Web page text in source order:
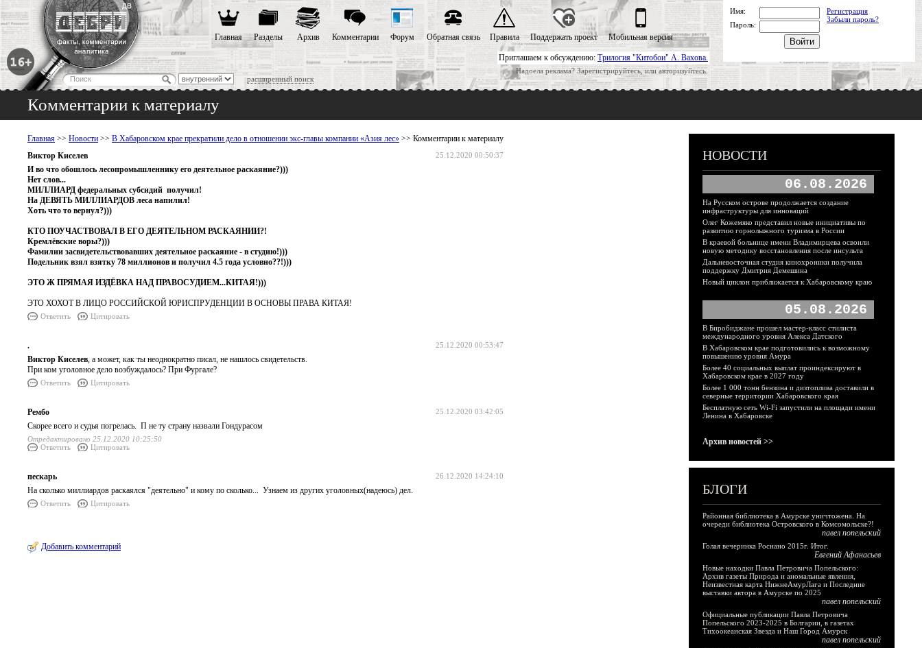
Приглашаем к обсуждению: Трилогия "Китобои" А. Вахова.
Надоела реклама? Зарегистрируйтесь, или авторизуйтесь.
расширенный поиск
Главная Разделы Архив Комментарии Форум Обратная связь Правила Поддержать проект Мобильная версия
Имя:
Регистрация
Забыли пароль?
Пароль:
Комментарии к материалу
Главная >> Новости >> В Хабаровском крае прекратили дело в отношении экс-главы компании «Азия лес» >> Комментарии к материалу
25.12.2020 00:50:37
Виктор Киселев
И во что обошлось лесопромышленнику его деятельное раскаяние?)))
Нет слов...
МИЛЛИАРД федеральных субсидий получил!
На ДЕВЯТЬ МИЛЛИАРДОВ леса напилил!
Хоть что то вернул?)))
КТО ПОУЧАСТВОВАЛ В ЕГО ДЕЯТЕЛЬНОМ РАСКАЯНИИ?!
Кремлёвские воры?)))
Фамилии засвидетельствовавших деятельное раскаяние - в студию!)))
Подельник взял взятку 78 миллионов и получил 4.5 года условно??!)))
ЭТО Ж ПРЯМАЯ ИЗДЁВКА НАД ПРАВОСУДИЕМ...КИТАЯ!)))
ЭТО ХОХОТ В ЛИЦО РОССИЙСКОЙ ЮРИСПРУДЕНЦИИ В ОСНОВЫ ПРАВА КИТАЯ!
Ответить Цитировать
25.12.2020 00:53:47
.
Виктор Киселев, а может, как ты неоднократно писал, не нашлось свидетельств.
При ком уголовное дело возбуждалось? При Фургале?
Ответить Цитировать
25.12.2020 03:42:05
Рембо
Скорее всего и судья погрелась. П не ту страну назвали Гондурасом
Отредактировано 25.12.2020 10:25:50
Ответить
Цитировать
26.12.2020 14:24:10
пескарь
На сколько миллиардов раскаялся "деятельно" и кому по сколько... Узнаем из других уголовных(надеюсь) дел.
Ответить Цитировать
Добавить комментарий
НОВОСТИ
06.08.2026
На Русском острове продолжается создание
инфраструктуры для инноваций
Олег Кожемяко представил новые инициативы по
развитию горнолыжного туризма в России
В краевой больнице имени Владимирцева освоили
новую методику восстановления после инсульта
Дальневосточная студия кинохроники получила
поддержку Дмитрия Демешина
Новый циклон приближается к Хабаровскому краю
05.08.2026
В Биробиджане прошел мастер-класс стилиста
международного уровня Алекса Датского
В Хабаровском крае подготовились к возможному
повышению уровня Амура
Более 40 социальных выплат проиндексируют в
Хабаровском крае в 2027 году
Более 1 000 тонн бензина и дизтоплива доставили в
северные территории Хабаровского края
Бесплатную сеть Wi-Fi запустили на площади имени
Ленина в Хабаровске
Архив новостей >>
БЛОГИ
Районная библиотека в Амурске уничтожена. На
очереди библиотека Островского в Комсомольске?!
павел попельский
Голая вечеринка Роснано 2015г. Итог.
Евгений Афанасьев
Новые находки Павла Петровича Попельского:
Архив газеты Природа и аномальные явления,
Неизвестная карта НижнеАмурЛага и Последние
выставки автора в Амурске по 2025
павел попельский
Официальные публикации Павла Петровича
Попельского 2023-2025 в Болгарии, в газетах
Тихоокеанская Звезда и Наш Город Амурск
павел попельский